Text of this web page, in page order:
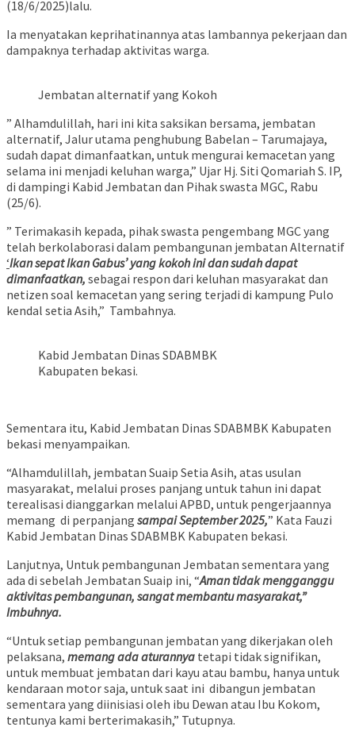
(18/6/2025)lalu.
Ia menyatakan keprihatinannya atas lambannya pekerjaan dan
dampaknya terhadap aktivitas warga.
Jembatan alternatif yang Kokoh
” Alhamdulillah, hari ini kita saksikan bersama, jembatan
alternatif, Jalur utama penghubung Babelan – Tarumajaya,
sudah dapat dimanfaatkan, untuk mengurai kemacetan yang
selama ini menjadi keluhan warga,” Ujar Hj. Siti Qomariah S. IP,
di dampingi Kabid Jembatan dan Pihak swasta MGC, Rabu
(25/6).
” Terimakasih kepada, pihak swasta pengembang MGC yang
telah berkolaborasi dalam pembangunan jembatan Alternatif
‘Ikan sepat Ikan Gabus’ yang kokoh ini dan sudah dapat
dimanfaatkan, sebagai respon dari keluhan masyarakat dan
netizen soal kemacetan yang sering terjadi di kampung Pulo
kendal setia Asih,” Tambahnya.
Kabid Jembatan Dinas SDABMBK
Kabupaten bekasi.
Sementara itu, Kabid Jembatan Dinas SDABMBK Kabupaten
bekasi menyampaikan.
“Alhamdulillah, jembatan Suaip Setia Asih, atas usulan
masyarakat, melalui proses panjang untuk tahun ini dapat
terealisasi dianggarkan melalui APBD, untuk pengerjaannya
memang di perpanjang sampai September 2025,” Kata Fauzi
Kabid Jembatan Dinas SDABMBK Kabupaten bekasi.
Lanjutnya, Untuk pembangunan Jembatan sementara yang
ada di sebelah Jembatan Suaip ini, “Aman tidak mengganggu
aktivitas pembangunan, sangat membantu masyarakat,”
Imbuhnya.
“Untuk setiap pembangunan jembatan yang dikerjakan oleh
pelaksana, memang ada aturannya tetapi tidak signifikan,
untuk membuat jembatan dari kayu atau bambu, hanya untuk
kendaraan motor saja, untuk saat ini dibangun jembatan
sementara yang diinisiasi oleh ibu Dewan atau Ibu Kokom,
tentunya kami berterimakasih,” Tutupnya.